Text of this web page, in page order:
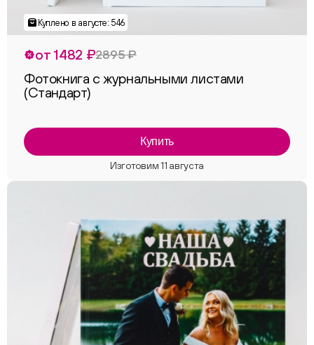
от 1482 ₽2895 ₽
Фотокнига с журнальными листами
(Стандарт)
Купить